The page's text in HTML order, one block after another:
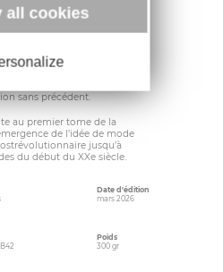
au cours des
du XXe siècle, se disperser,
dans la presse
sans précédent.
au premier tome de la
de l’idée de mode
jusqu’à
du début du XXe siècle.
Date d'édition
mars 2026
Poids
300 gr
all cookies